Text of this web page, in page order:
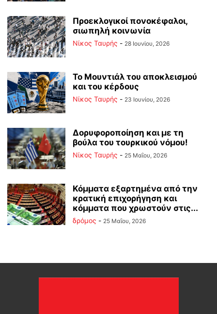
Προεκλογικοί πονοκέφαλοι,
σιωπηλή κοινωνία
Νίκος Ταυρής - 28 Ιουνίου, 2026
Το Μουντιάλ του αποκλεισμού
και του κέρδους
Νίκος Ταυρής - 23 Ιουνίου, 2026
Δορυφοροποίηση και με τη
βούλα του τουρκικού νόμου!
Νίκος Ταυρής - 25 Μαΐου, 2026
Κόμματα εξαρτημένα από την
κρατική επιχορήγηση και
κόμματα που χρωστούν στις...
δρόμος - 25 Μαΐου, 2026